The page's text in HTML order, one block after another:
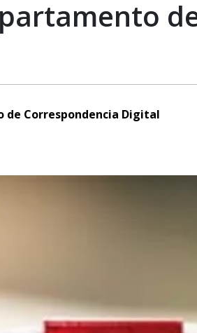
de Correspondencia Digital